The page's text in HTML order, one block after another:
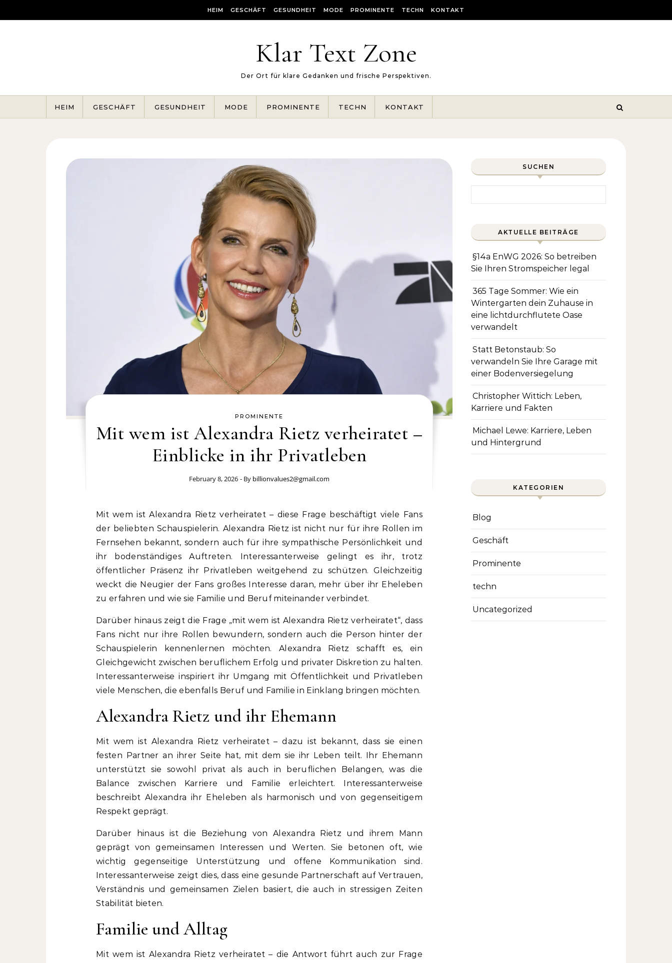
HEIM GESCHÄFT GESUNDHEIT MODE PROMINENTE TECHN KONTAKT
Klar Text Zone
Der Ort für klare Gedanken und frische Perspektiven.
HEIM GESCHÄFT GESUNDHEIT MODE PROMINENTE TECHN KONTAKT
PROMINENTE
Mit wem ist Alexandra Rietz verheiratet –
Einblicke in ihr Privatleben
February 8, 2026 - By billionvalues2@gmail.com
Mit wem ist Alexandra Rietz verheiratet – diese Frage beschäftigt viele Fans
der beliebten Schauspielerin. Alexandra Rietz ist nicht nur für ihre Rollen im
Fernsehen bekannt, sondern auch für ihre sympathische Persönlichkeit und
ihr bodenständiges Auftreten. Interessanterweise gelingt es ihr, trotz
öffentlicher Präsenz ihr Privatleben weitgehend zu schützen. Gleichzeitig
weckt die Neugier der Fans großes Interesse daran, mehr über ihr Eheleben
zu erfahren und wie sie Familie und Beruf miteinander verbindet.
Darüber hinaus zeigt die Frage „mit wem ist Alexandra Rietz verheiratet“, dass
Fans nicht nur ihre Rollen bewundern, sondern auch die Person hinter der
Schauspielerin kennenlernen möchten. Alexandra Rietz schafft es, ein
Gleichgewicht zwischen beruflichem Erfolg und privater Diskretion zu halten.
Interessanterweise inspiriert ihr Umgang mit Öffentlichkeit und Privatleben
viele Menschen, die ebenfalls Beruf und Familie in Einklang bringen möchten.
Alexandra Rietz und ihr Ehemann
Mit wem ist Alexandra Rietz verheiratet – dazu ist bekannt, dass sie einen
festen Partner an ihrer Seite hat, mit dem sie ihr Leben teilt. Ihr Ehemann
unterstützt sie sowohl privat als auch in beruflichen Belangen, was die
Balance zwischen Karriere und Familie erleichtert. Interessanterweise
beschreibt Alexandra ihr Eheleben als harmonisch und von gegenseitigem
Respekt geprägt.
Darüber hinaus ist die Beziehung von Alexandra Rietz und ihrem Mann
geprägt von gemeinsamen Interessen und Werten. Sie betonen oft, wie
wichtig gegenseitige Unterstützung und offene Kommunikation sind.
Interessanterweise zeigt dies, dass eine gesunde Partnerschaft auf Vertrauen,
Verständnis und gemeinsamen Zielen basiert, die auch in stressigen Zeiten
Stabilität bieten.
Familie und Alltag
Mit wem ist Alexandra Rietz verheiratet – die Antwort führt auch zur Frage
SUCHEN
AKTUELLE BEITRÄGE
§14a EnWG 2026: So betreiben
Sie Ihren Stromspeicher legal
365 Tage Sommer: Wie ein
Wintergarten dein Zuhause in
eine lichtdurchflutete Oase
verwandelt
Statt Betonstaub: So
verwandeln Sie Ihre Garage mit
einer Bodenversiegelung
Christopher Wittich: Leben,
Karriere und Fakten
Michael Lewe: Karriere, Leben
und Hintergrund
KATEGORIEN
Blog
Geschäft
Prominente
techn
Uncategorized